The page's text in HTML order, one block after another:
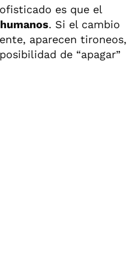
es que el
. Si el cambio
aparecen tironeos,
de “apagar”